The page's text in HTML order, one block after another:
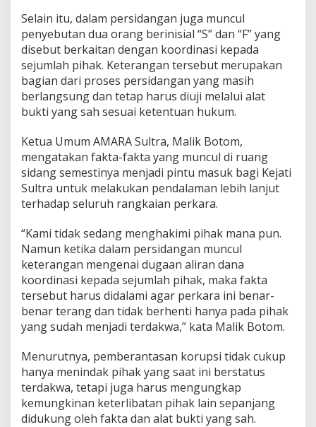
d
a
l
a
m
K
a
s
s
T
i
p
i
d
o
r
K
o
l
a
a
U
a
r
a
Selain itu, dalam persidangan juga muncul
penyebutan dua orang berinisial “S” dan “F” yang
disebut berkaitan dengan koordinasi kepada
sejumlah pihak. Keterangan tersebut merupakan
bagian dari proses persidangan yang masih
berlangsung dan tetap harus diuji melalui alat
bukti yang sah sesuai ketentuan hukum.
Ketua Umum AMARA Sultra, Malik Botom,
mengatakan fakta-fakta yang muncul di ruang
sidang semestinya menjadi pintu masuk bagi Kejati
Sultra untuk melakukan pendalaman lebih lanjut
terhadap seluruh rangkaian perkara.
“Kami tidak sedang menghakimi pihak mana pun.
Namun ketika dalam persidangan muncul
keterangan mengenai dugaan aliran dana
koordinasi kepada sejumlah pihak, maka fakta
tersebut harus didalami agar perkara ini benar-
benar terang dan tidak berhenti hanya pada pihak
yang sudah menjadi terdakwa,” kata Malik Botom.
Menurutnya, pemberantasan korupsi tidak cukup
hanya menindak pihak yang saat ini berstatus
terdakwa, tetapi juga harus mengungkap
kemungkinan keterlibatan pihak lain sepanjang
didukung oleh fakta dan alat bukti yang sah.